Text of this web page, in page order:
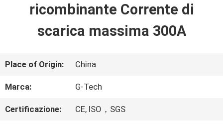
PRODOTTI
SU
DI
NOI
ricombinante Corrente di
scarica massima 300A
Place of Origin: China
Marca: G-Tech
Certificazione: CE, ISO，SGS